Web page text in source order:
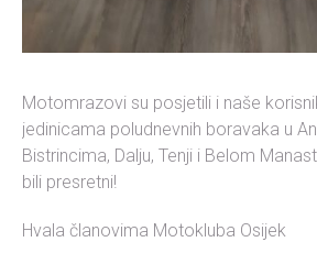
Motomrazovi su posjetili i naše
jedinicama poludnevnih boravaka u
Bistrincima, Dalju, Tenji i Belom
bili presretni!
Hvala članovima Motokluba Osijek